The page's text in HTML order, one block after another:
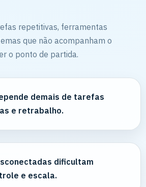
repetitivas, ferramentas
que não acompanham o
o ponto de partida.
demais de tarefas
e retrabalho.
dificultam
e escala.